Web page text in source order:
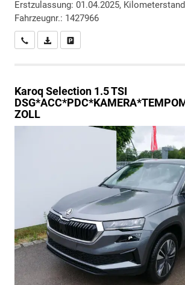
Erstzulassung: 01.04.2025,
Fahrzeugnr.: 1427966
Wir rufen Sie anPDF-Datei, Fahrzeugexposé drucken
KaroqSelection 1.5 TSI
ZOLL